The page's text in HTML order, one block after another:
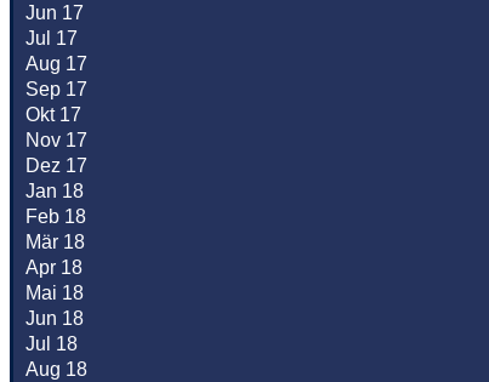
Jun 17
Jul 17
Aug 17
Sep 17
Okt 17
Nov 17
Dez 17
Jan 18
Feb 18
Mär 18
Apr 18
Mai 18
Jun 18
Jul 18
Aug 18